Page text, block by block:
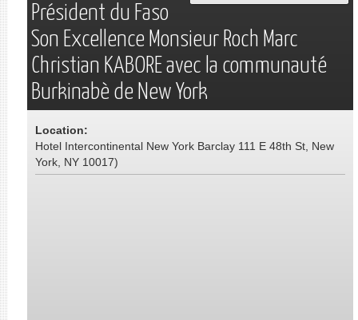
Président du Faso
Son Excellence Monsieur Roch Marc
Christian KABORE avec la communauté
Burkinabè de New York
Location:
Hotel Intercontinental New York Barclay 111 E 48th St, New
York, NY 10017)